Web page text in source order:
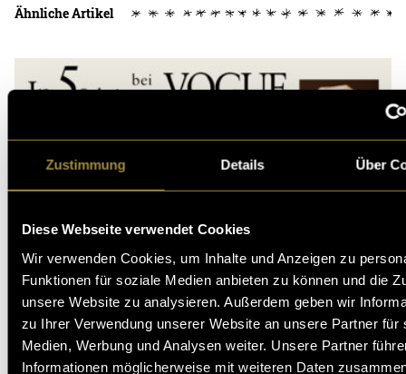
Zustimmung Details Über
Diese Webseite verwendet Cookies
Wir verwenden Cookies, um Inhalte und Anzeigen zu
Funktionen für soziale Medien anbieten zu können und die
unsere Website zu analysieren. Außerdem geben wir
zu Ihrer Verwendung unserer Website an unsere Partner für
Medien, Werbung und Analysen weiter. Unsere Partner
Informationen möglicherweise mit weiteren Daten
Ähnliche Artikel